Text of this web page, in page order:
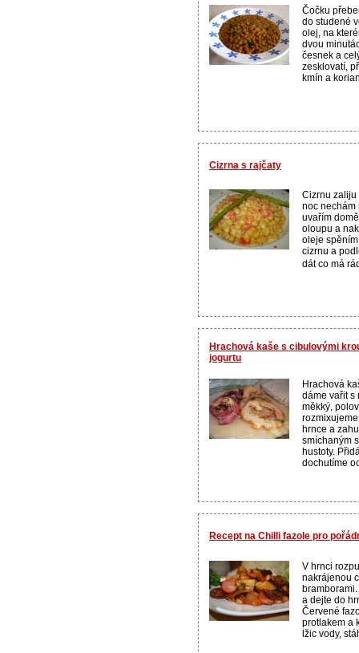
Čočku
do studené
olej, na
dvou
česnek a
zesklovatí,
kmín a
Cizrna s rajčaty
Cizrnu zaliju
noc nechám
uvařím
oloupu a
oleje
cizrnu a
dát co má
Hrachová kaše s cibulovými
jogurtu
Hrachová
dáme vařit s
měkký,
hrnce a
smíchaným
hustoty.
dochutíme
Recept na Chilli fazole pro
V hrnci
nakrájenou
a dejte do
Červené
protlakem a
lžic vody,